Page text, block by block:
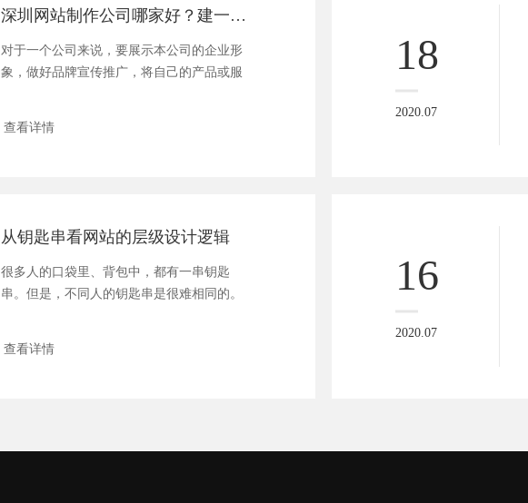
深圳网站制作公司哪家好？建一个网站需要花多少钱？
对于一个公司来说，要展示本公司的企业形
象，做好品牌宣传推广，将自己的产品或服
查看详情
18
2020.07
从钥匙串看网站的层级设计逻辑
很多人的口袋里、背包中，都有一串钥匙
串。但是，不同人的钥匙串是很难相同的。
查看详情
16
2020.07